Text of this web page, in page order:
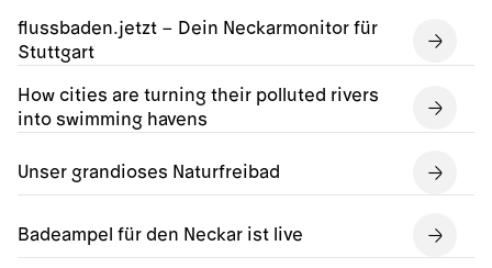
flussbaden.jetzt – Dein Neckarmonitor für
Stuttgart
How cities are turning their polluted rivers
into swimming havens
Unser grandioses Naturfreibad
Badeampel für den Neckar ist live